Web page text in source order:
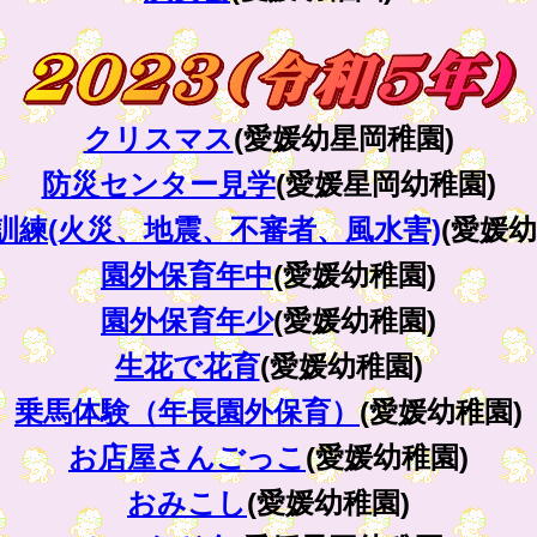
クリスマス(愛媛幼星岡稚園)
防災センター見学(愛媛星岡幼稚園)
練(火災、地震、不審者、風水害)(愛媛
園外保育年中(愛媛幼稚園)
園外保育年少(愛媛幼稚園)
生花で花育(愛媛幼稚園)
乗馬体験（年長園外保育）(愛媛幼稚園)
お店屋さんごっこ(愛媛幼稚園)
おみこし(愛媛幼稚園)